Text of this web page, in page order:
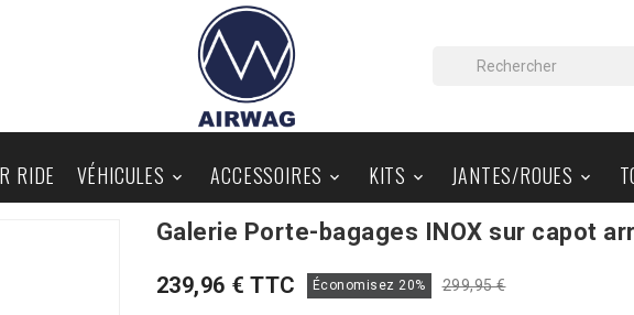
RIDE 
VÉHICULES 
ACCESSOIRES 
KITS 
JANTES/ROUES
PIÈCES AU DÉTAIL BLOG
Galerie Porte-bagages INOX sur capot
239,96 € TTC Économisez 20% 299,95 €